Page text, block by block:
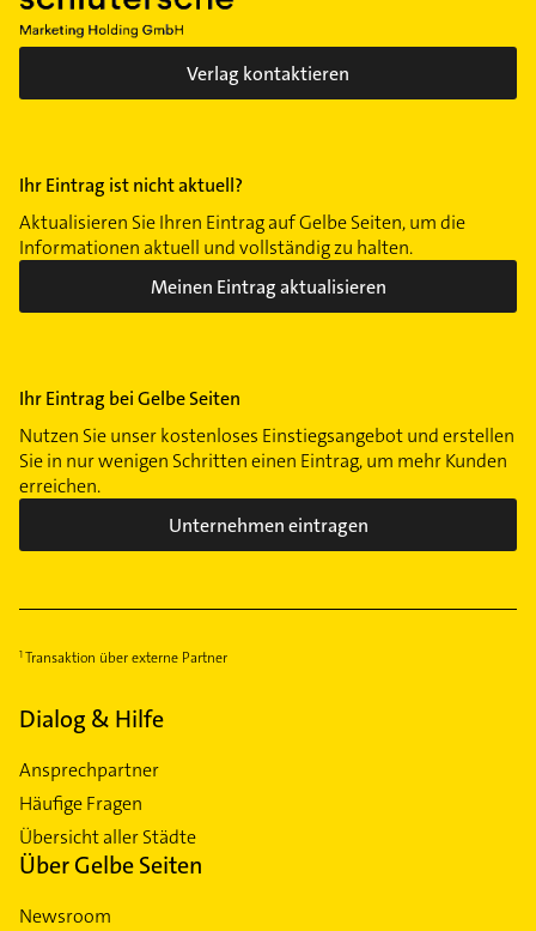
Verlag kontaktieren
Ihr Eintrag ist nicht aktuell?
Aktualisieren Sie Ihren Eintrag auf Gelbe Seiten, um die
Informationen aktuell und vollständig zu halten.
Meinen Eintrag aktualisieren
Ihr Eintrag bei Gelbe Seiten
Nutzen Sie unser kostenloses Einstiegsangebot und erstellen
Sie in nur wenigen Schritten einen Eintrag, um mehr Kunden
erreichen.
Unternehmen eintragen
Transaktion über externe Partner
Dialog & Hilfe
Ansprechpartner
Häufige Fragen
Übersicht aller Städte
Über Gelbe Seiten
Newsroom